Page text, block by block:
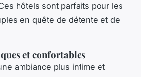
hôtels sont parfaits pour les
en quête de détente et de
et confortables
ambiance plus intime et